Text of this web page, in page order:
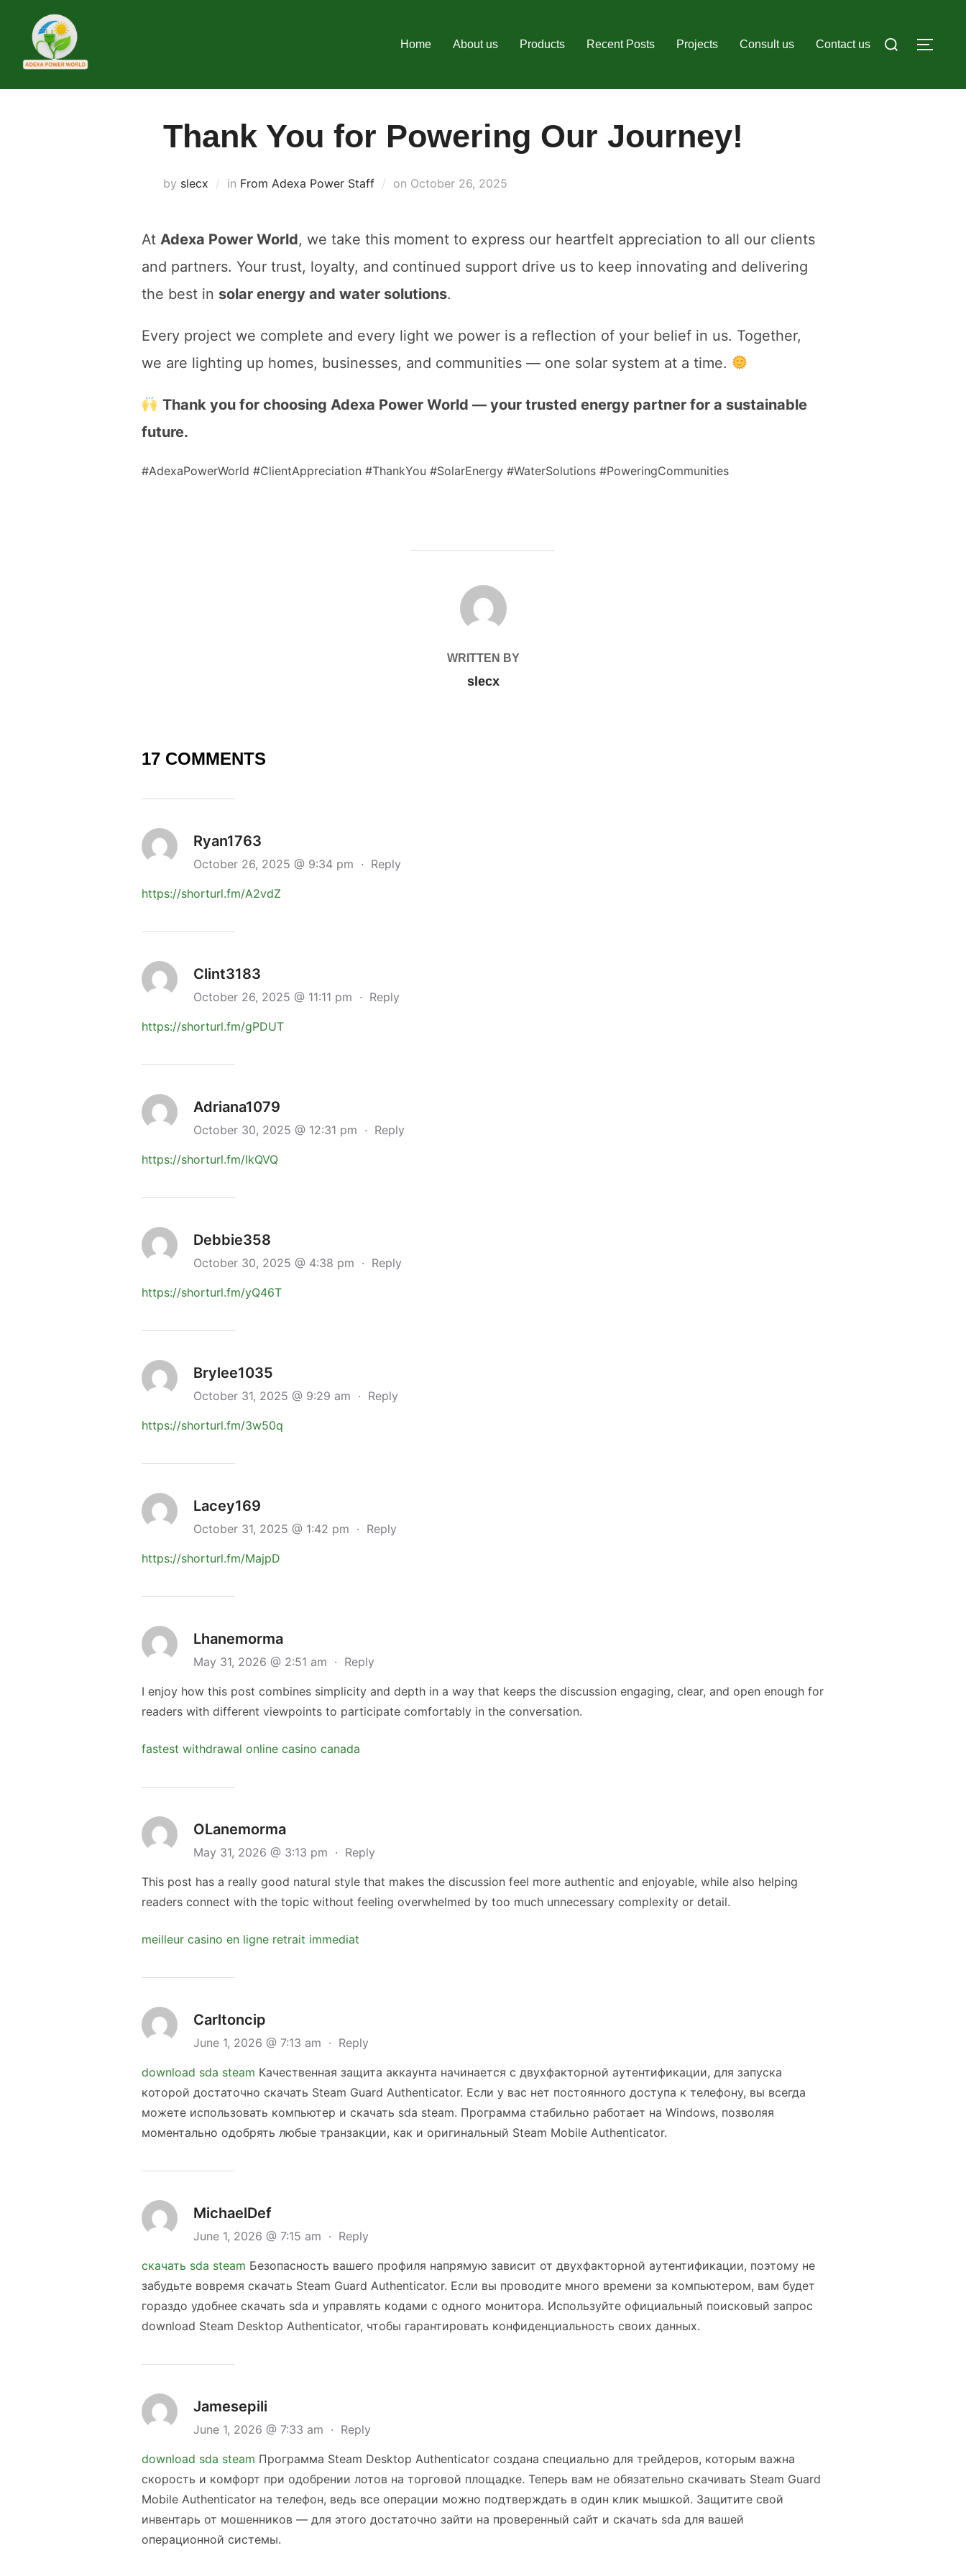
content
Home About us Products Recent Posts Projects Consult us Contact us
Search
Thank You for Powering Our Journey!
by slecx in From Adexa Power Staff on Posted
October 26, 2025
At Adexa Power World, we take this moment to express our heartfelt appreciation to all our clients
and partners. Your trust, loyalty, and continued support drive us to keep innovating and delivering
the best in solar energy and water solutions.
Every project we complete and every light we power is a reflection of your belief in us. Together,
we are lighting up homes, businesses, and communities — one solar system at a time.
Thank you for choosing Adexa Power World — your trusted energy partner for a sustainable
future.
#AdexaPowerWorld #ClientAppreciation #ThankYou #SolarEnergy #WaterSolutions #PoweringCommunities
POST AUTHOR
WRITTEN BY
slecx
17 COMMENTS
Ryan1763
October 26, 2025 @ 9:34 pm · Reply
https://shorturl.fm/A2vdZ
Clint3183
October 26, 2025 @ 11:11 pm · Reply
https://shorturl.fm/gPDUT
Adriana1079
October 30, 2025 @ 12:31 pm · Reply
https://shorturl.fm/IkQVQ
Debbie358
October 30, 2025 @ 4:38 pm · Reply
https://shorturl.fm/yQ46T
Brylee1035
October 31, 2025 @ 9:29 am · Reply
https://shorturl.fm/3w50q
Lacey169
October 31, 2025 @ 1:42 pm · Reply
https://shorturl.fm/MajpD
Lhanemorma
May 31, 2026 @ 2:51 am · Reply
I enjoy how this post combines simplicity and depth in a way that keeps the discussion engaging, clear, and open enough for
readers with different viewpoints to participate comfortably in the conversation.
fastest withdrawal online casino canada
OLanemorma
May 31, 2026 @ 3:13 pm · Reply
This post has a really good natural style that makes the discussion feel more authentic and enjoyable, while also helping
readers connect with the topic without feeling overwhelmed by too much unnecessary complexity or detail.
meilleur casino en ligne retrait immediat
Carltoncip
June 1, 2026 @ 7:13 am · Reply
download sda steam Качественная защита аккаунта начинается с двухфакторной аутентификации, для запуска
которой достаточно скачать Steam Guard Authenticator. Если у вас нет постоянного доступа к телефону, вы всегда
можете использовать компьютер и скачать sda steam. Программа стабильно работает на Windows, позволяя
моментально одобрять любые транзакции, как и оригинальный Steam Mobile Authenticator.
MichaelDef
June 1, 2026 @ 7:15 am · Reply
скачать sda steam Безопасность вашего профиля напрямую зависит от двухфакторной аутентификации, поэтому не
забудьте вовремя скачать Steam Guard Authenticator. Если вы проводите много времени за компьютером, вам будет
гораздо удобнее скачать sda и управлять кодами с одного монитора. Используйте официальный поисковый запрос
download Steam Desktop Authenticator, чтобы гарантировать конфиденциальность своих данных.
Jamesepili
June 1, 2026 @ 7:33 am · Reply
download sda steam Программа Steam Desktop Authenticator создана специально для трейдеров, которым важна
скорость и комфорт при одобрении лотов на торговой площадке. Теперь вам не обязательно скачивать Steam Guard
Mobile Authenticator на телефон, ведь все операции можно подтверждать в один клик мышкой. Защитите свой
инвентарь от мошенников — для этого достаточно зайти на проверенный сайт и скачать sda для вашей
операционной системы.